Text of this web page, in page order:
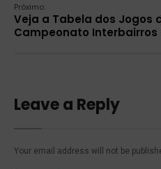
Próximo:
Veja a Tabela dos Jogos
Campeonato Interbairros
Leave a Reply
Your email address will not be